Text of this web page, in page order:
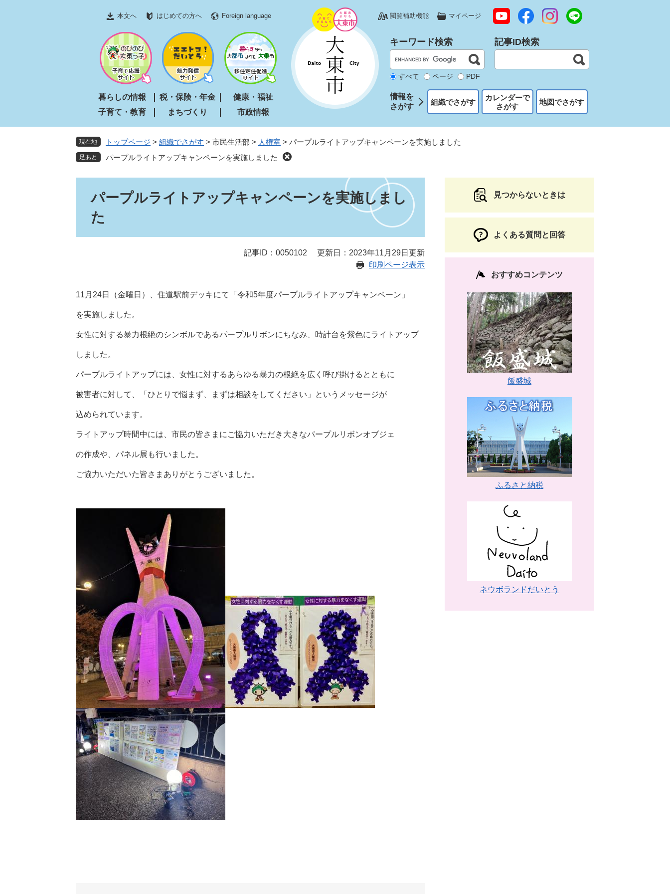
文
本文へ はじめての方へ Foreign language 閲覧補助機能 マイページ
暮らしの情報 税・保険・年金
健康・福祉
子育て・教育
まちづくり 市政情報
キーワード検索
すべて ページ PDF
記事ID検索
情報を
さがす
組織でさがす
カレンダーで
さがす
地図でさがす
現在地 トップページ > 組織でさがす > 市民生活部 > 人権室 > パープルライトアップキャンペーンを実施しました
パープルライトアップキャンペーンを実施しました
パープルライトアップキャンペーンを実施しまし
た
記事ID：0050102
更新日：2023年11月29日更新
印刷ページ表示
11月24日（金曜日）、住道駅前デッキにて「令和5年度パープルライトアップキャンペーン」
を実施しました。
女性に対する暴力根絶のシンボルであるパープルリボンにちなみ、時計台を紫色にライトアップ
しました。
パープルライトアップには、女性に対するあらゆる暴力の根絶を広く呼び掛けるとともに
被害者に対して、「ひとりで悩まず、まずは相談をしてください」というメッセージが
込められています。
ライトアップ時間中には、市民の皆さまにご協力いただき大きなパープルリボンオブジェ
の作成や、パネル展も行いました。
ご協力いただいた皆さまありがとうございました。
見つからないときは
よくある質問と回答
おすすめコンテンツ
飯盛城
ふるさと納税
ネウボランドだいとう